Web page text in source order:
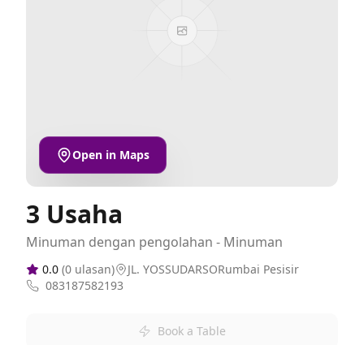
Open in Maps
3 Usaha
Minuman dengan pengolahan - Minuman
0.0 (0 ulasan)
JL. YOSSUDARSORumbai Pesisir
083187582193
Book a Table